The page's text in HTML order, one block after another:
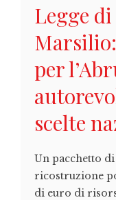
Legge
per
scelte
Un pacchetto
ricostruzione
di euro di